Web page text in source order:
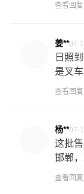
查看回复
姜**07-
日照
是叉
查看回复
杨**07-
这批
邯郸
查看回复